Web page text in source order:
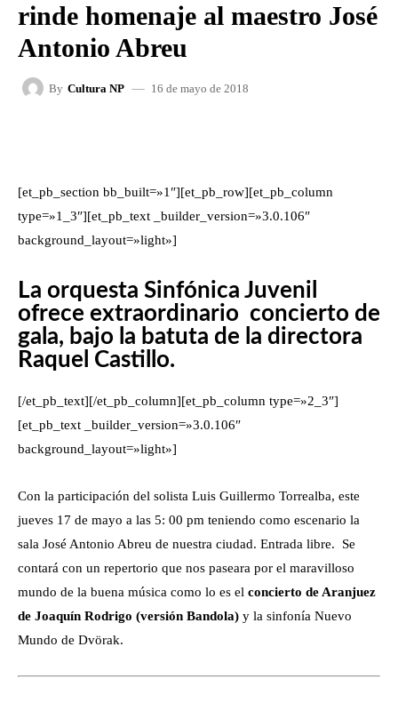
rinde homenaje al maestro José
Antonio Abreu
By Cultura NP 16 de mayo de 2018
[et_pb_section bb_built=»1″][et_pb_row][et_pb_column
type=»1_3″][et_pb_text _builder_version=»3.0.106″
background_layout=»light»]
La orquesta Sinfónica Juvenil
ofrece extraordinario concierto de
gala, bajo la batuta de la directora
Raquel Castillo.
[/et_pb_text][/et_pb_column][et_pb_column type=»2_3″]
[et_pb_text _builder_version=»3.0.106″
background_layout=»light»]
Con la participación del solista Luis Guillermo Torrealba, este
jueves 17 de mayo a las 5: 00 pm teniendo como escenario la
sala José Antonio Abreu de nuestra ciudad. Entrada libre. Se
contará con un repertorio que nos paseara por el maravilloso
mundo de la buena música como lo es el concierto de Aranjuez
de Joaquín Rodrigo (versión Bandola) y la sinfonía Nuevo
Mundo de Dvörak.